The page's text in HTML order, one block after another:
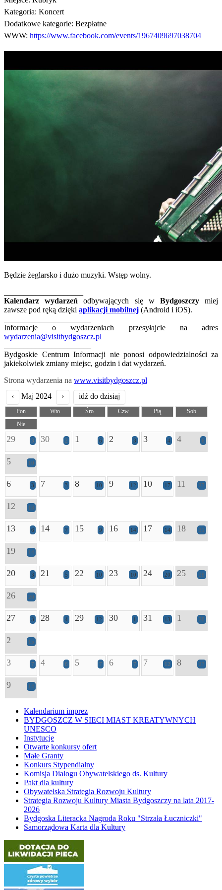
Kategoria: Koncert
Dodatkowe kategorie: Bezpłatne
WWW: https://www.facebook.com/events/1967409697038704
Będzie żeglarsko i dużo muzyki. Wstęp wolny.
Kalendarz wydarzeń odbywających się w Bydgoszczymiej
zawsze pod ręką dzięki aplikacji mobilnej (Android i iOS).
Informacje o wydarzeniach przesyłajcie na adres
wydarzenia@visitbydgoszcz.pl
Bydgoskie Centrum Informacji nie ponosi odpowiedzialności za
jakiekolwiek zmiany miejsc, godzin i dat wydarzeń.
Strona wydarzenia na www.visitbydgoszcz.pl
‹
Maj 2024 › idź do dzisiaj
Pon Wto Śro Czw Pią
Sob
Nie
29 3 30 2 1 6 2 3 3 4 4 6
5 10
6 3 7 3 8 10 9 12 10 17 11 27
12 18
13 6 14 7 15 9 16 14 17 14 18 31
19 14
20 3 21 5 22 10 23 10 24 20 25 28
26 20
27 3 28 4 29 12 30 1 31 13 1 28
2 15
3 7 4 6 5 7 6 7 7 12 8 27
9 14
Kalendarium imprez
BYDGOSZCZ W SIECI MIAST KREATYWNYCH
UNESCO
Instytucje
Otwarte konkursy ofert
Małe Granty
Konkurs Stypendialny
Komisja Dialogu Obywatelskiego ds. Kultury
Pakt dla kultury
Obywatelska Strategia Rozwoju Kultury
Strategia Rozwoju Kultury Miasta Bydgoszczy na lata 2017-
2026
Bydgoska Literacka Nagroda Roku "Strzała Łuczniczki"
Samorządowa Karta dla Kultury